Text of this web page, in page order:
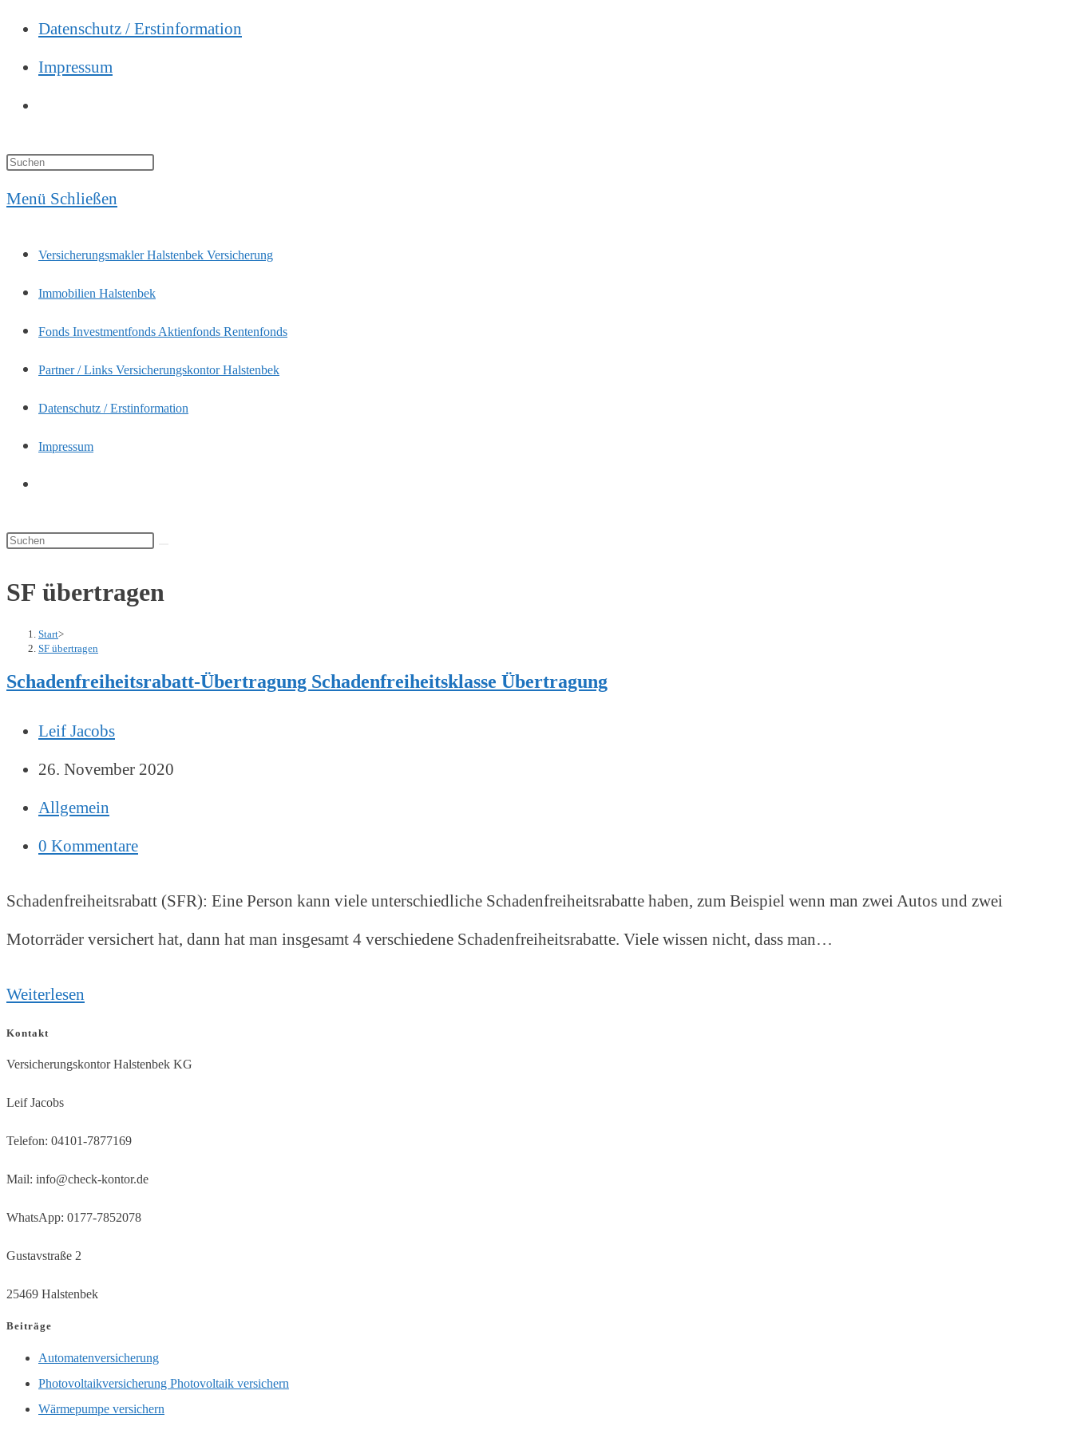
Datenschutz / Erstinformation
Impressum
Press
Menü Schließen
Versicherungsmakler Halstenbek Versicherung
Immobilien Halstenbek
Fonds Investmentfonds Aktienfonds Rentenfonds
Partner / Links Versicherungskontor Halstenbek
Datenschutz / Erstinformation
Impressum
Diese
SF übertragen
Start>
SF übertragen
Schadenfreiheitsrabatt-Übertragung Schadenfreiheitsklasse Übertragung
Beitrags-
Autor:
Leif Jacobs
Beitrag
veröffentlicht:
26. November 2020
Beitrags-
Kategorie:
Allgemein
Beitrags-
0 Kommentare
Schadenfreiheitsrabatt (SFR): Eine Person kann viele unterschiedliche Schadenfreiheitsrabatte haben, zum Beispiel wenn man zwei Autos und zwei
Motorräder versichert hat, dann hat man insgesamt 4 verschiedene Schadenfreiheitsrabatte. Viele wissen nicht, dass man…
Weiterlesen
Schadenfreiheitsklasse
Kontakt
Versicherungskontor Halstenbek KG
Leif Jacobs
Telefon: 04101-7877169
Mail: info@check-kontor.de
WhatsApp: 0177-7852078
Gustavstraße 2
25469 Halstenbek
Beiträge
Automatenversicherung
Photovoltaikversicherung Photovoltaik versichern
Wärmepumpe versichern